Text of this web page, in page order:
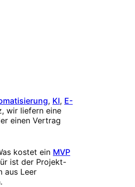
, KI, E-
wir liefern eine
einen Vertrag
kostet ein MVP
ist der Projekt-
aus Leer